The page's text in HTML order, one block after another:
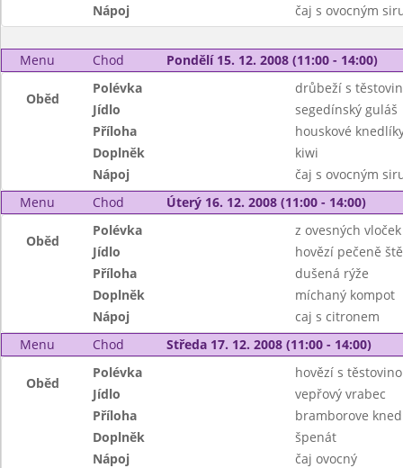
Nápoj
čaj s ovocným
Menu Chod Pondělí 15. 12. 2008 (11:00 - 14:00)
Oběd
Polévka
drůbeží s
Jídlo
segedínský guláš
Příloha
houskové
Doplněk
kiwi
Nápoj
čaj s ovocným
Menu
Chod Úterý 16. 12. 2008 (11:00 - 14:00)
Oběd
Polévka
z ovesných vloček
Jídlo
hovězí pečeně
Příloha
dušená rýže
Doplněk
míchaný kompot
Nápoj
caj s citronem
Menu
Chod Středa 17. 12. 2008 (11:00 - 14:00)
Oběd
Polévka
hovězí s
Jídlo
vepřový vrabec
Příloha
bramborove
Doplněk
špenát
Nápoj
čaj ovocný